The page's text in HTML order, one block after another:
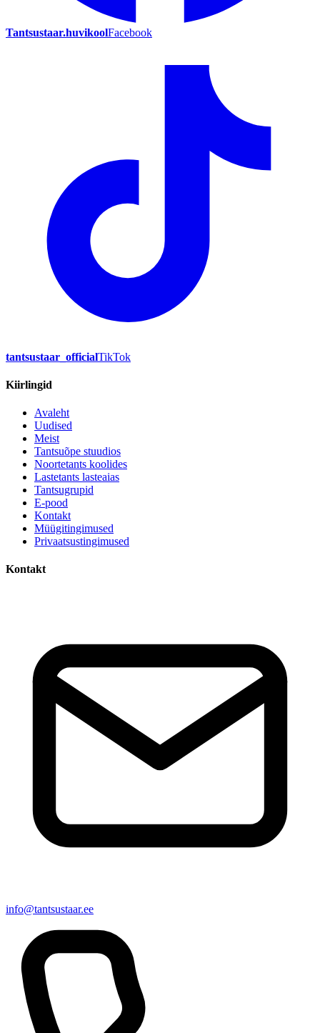
Tantsustaar.huvikoolFacebook
tantsustaar_officialTikTok
Kiirlingid
Avaleht
Uudised
Meist
Tantsuõpe stuudios
Noortetants koolides
Lastetants lasteaias
Tantsugrupid
E-pood
Kontakt
Müügitingimused
Privaatsustingimused
Kontakt
info@tantsustaar.ee